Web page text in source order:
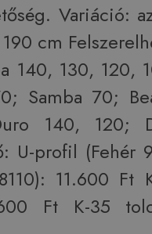
Variáció:
cm
140, 130, 120,
Samba 70;
140, 120;
U-profil (Fehér
11.600 Ft
Ft K-35